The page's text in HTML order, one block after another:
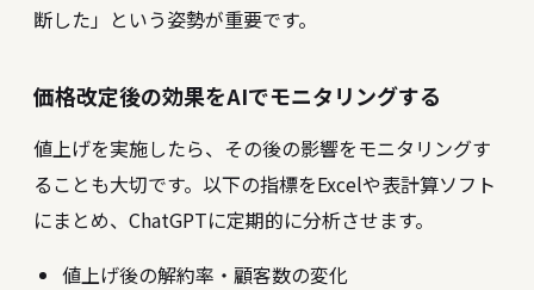
断した」という姿勢が重要です。
価格改定後の効果をAIでモニタリングする
値上げを実施したら、その後の影響をモニタリングす
ることも大切です。以下の指標をExcelや表計算ソフト
にまとめ、ChatGPTに定期的に分析させます。
値上げ後の解約率・顧客数の変化